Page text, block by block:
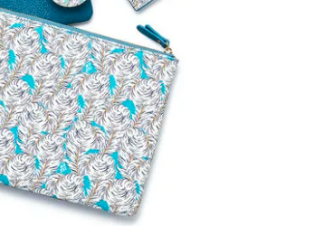
【JJ専属モデルの素顔】ホ・ジウ
ォンの愛用スキンケアは敏感肌向
け
2025.12.09
BEAUTY